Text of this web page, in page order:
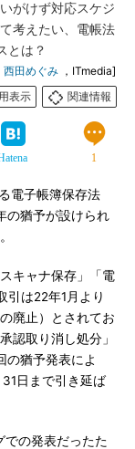
がけず対応スケジ
考えたい、電帳法
とは？
西田めぐみ ，ITmedia]
表示
関連情報
1
電子帳簿保存法
の猶予が設けられ
キャナ保存」「電
引は22年1月より
廃止）とされてお
認取り消し処分」
猶予発表によ
日まで引き延ば
の発表だったた